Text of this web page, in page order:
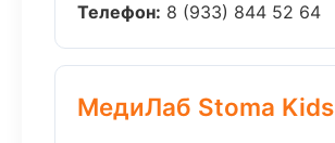
Телефон: 8 (933) 844 52 64
МедиЛаб Stoma Kids